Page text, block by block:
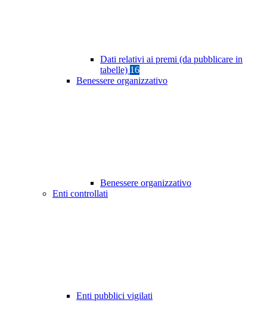
Dati relativi ai premi (da pubblicare in
tabelle) 16
Benessere organizzativo
Benessere organizzativo
Enti controllati
Enti pubblici vigilati